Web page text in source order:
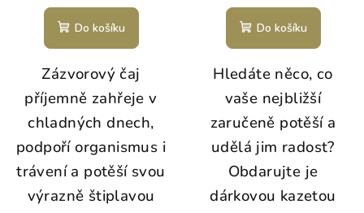
Do košíku
Zázvorový čaj
příjemně zahřeje v
chladných dnech,
podpoří organismus i
trávení a potěší svou
výrazně štiplavou
Do košíku
Hledáte něco, co
vaše nejbližší
zaručeně potěší a
udělá jim radost?
Obdarujte je
dárkovou kazetou